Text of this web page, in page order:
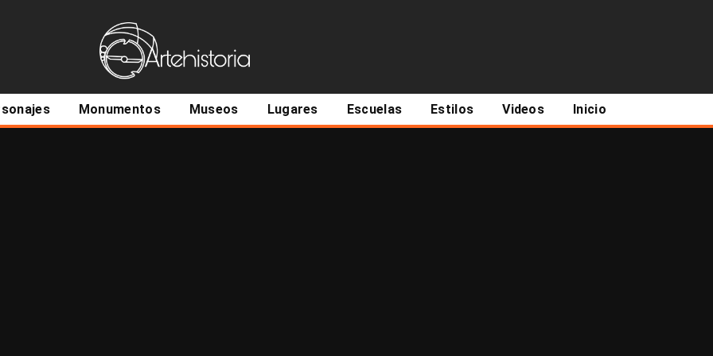
Monumentos Museos Lugares Escuelas Estilos Videos Inicio